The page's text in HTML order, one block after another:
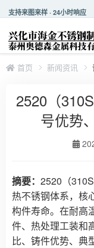
支持来图来样 · 24小时响应
首页 新闻资讯
2520（
号优势
摘要： 2520（
热不锈钢体系，核
构件寿命。在耐高
件、热处理工装和
比、铸件优势、典